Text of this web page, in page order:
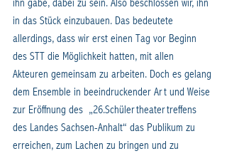
ihn gäbe, dabei zu sein. Also beschlossen wir, ihn
in das Stück einzubauen. Das bedeutete
allerdings, dass wir erst einen Tag vor Beginn
des STT die Möglichkeit hatten, mit allen
Akteuren gemeinsam zu arbeiten. Doch es gelang
dem Ensemble in beeindruckender Art und Weise
zur Eröffnung des  „26.Schülertheatertreffens
des Landes Sachsen-Anhalt“ das Publikum zu
erreichen, zum Lachen zu bringen und zu